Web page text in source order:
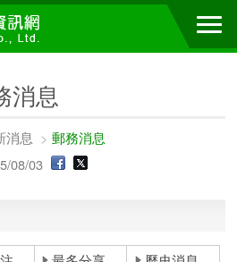
消息
消息 >郵務消息
08/03